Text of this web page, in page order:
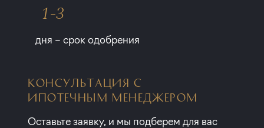
1-3
дня – срок одобрения
КОНСУЛЬТАЦИЯ С
ИПОТЕЧНЫМ МЕНЕДЖЕРОМ
Оставьте заявку, и мы подберем для вас